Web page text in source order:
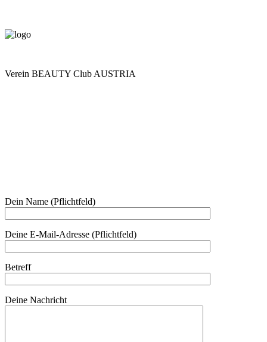
Verein BEAUTY Club AUSTRIA
Dein Name (Pflichtfeld)
Deine E-Mail-Adresse (Pflichtfeld)
Betreff
Deine Nachricht